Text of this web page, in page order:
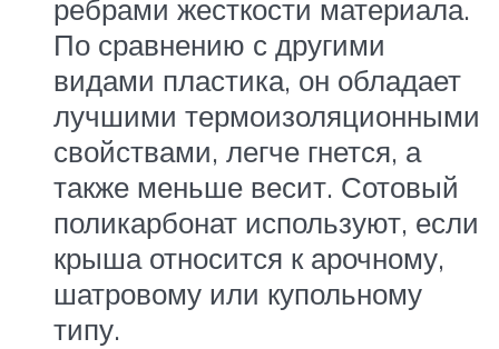
ребрами жесткости материала.
По сравнению с другими
видами пластика, он обладает
лучшими термоизоляционными
свойствами, легче гнется, а
также меньше весит. Сотовый
поликарбонат используют, если
крыша относится к арочному,
шатровому или купольному
типу.